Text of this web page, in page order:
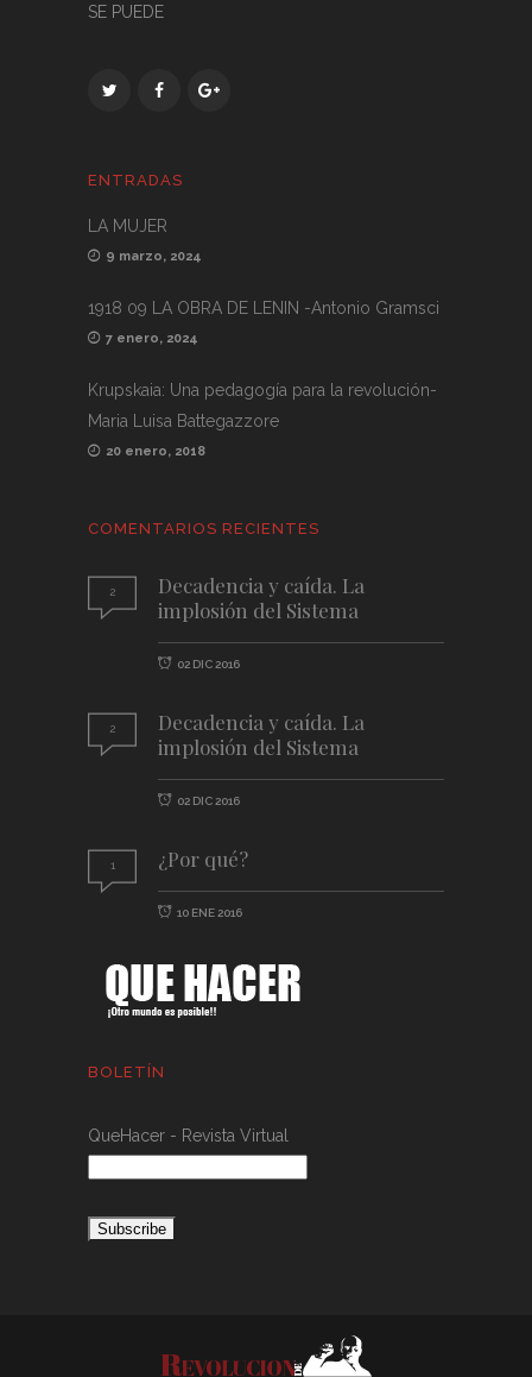
SE PUEDE
ENTRADAS
LA MUJER
9 marzo, 2024
1918 09 LA OBRA DE LENIN -Antonio Gramsci
7 enero, 2024
Krupskaia: Una pedagogía para la revolución-
Maria Luisa Battegazzore
20 enero, 2018
COMENTARIOS RECIENTES
2
Decadencia y caída. La
implosión del Sistema
02 DIC 2016
2
Decadencia y caída. La
implosión del Sistema
02 DIC 2016
1 ¿Por qué?
10 ENE 2016
BOLETÍN
QueHacer - Revista Virtual